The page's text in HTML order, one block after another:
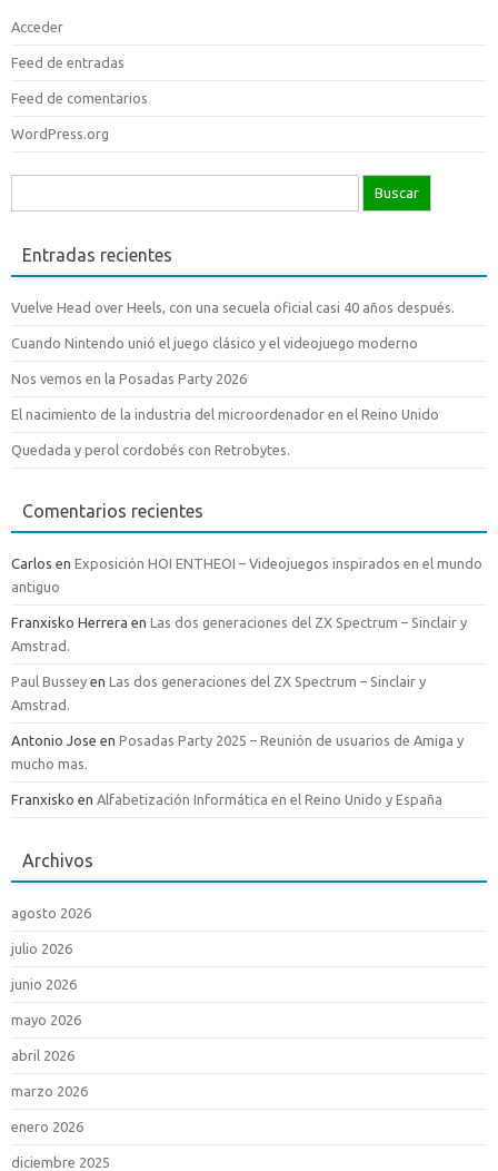
Acceder
Feed de entradas
Feed de comentarios
WordPress.org
Entradas recientes
Vuelve Head over Heels, con una secuela oficial casi 40 años después.
Cuando Nintendo unió el juego clásico y el videojuego moderno
Nos vemos en la Posadas Party 2026
El nacimiento de la industria del microordenador en el Reino Unido
Quedada y perol cordobés con Retrobytes.
Comentarios recientes
Carlos en Exposición HOI ENTHEOI – Videojuegos inspirados en el mundo
antiguo
Franxisko Herrera en Las dos generaciones del ZX Spectrum – Sinclair y
Amstrad.
Paul Bussey en Las dos generaciones del ZX Spectrum – Sinclair y
Amstrad.
Antonio Jose en Posadas Party 2025 – Reunión de usuarios de Amiga y
mucho mas.
Franxisko en Alfabetización Informática en el Reino Unido y España
Archivos
agosto 2026
julio 2026
junio 2026
mayo 2026
abril 2026
marzo 2026
enero 2026
diciembre 2025